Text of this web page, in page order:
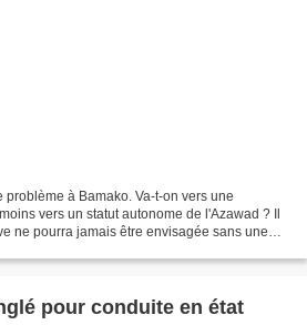
problème à Bamako. Va-t-on vers une
vers un statut autonome de l'Azawad ? Il
ne pourra jamais être envisagée sans une
pour conduite en état